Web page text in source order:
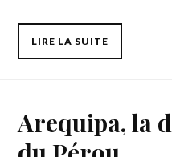
LIRE LA SUITE
Arequipa, la